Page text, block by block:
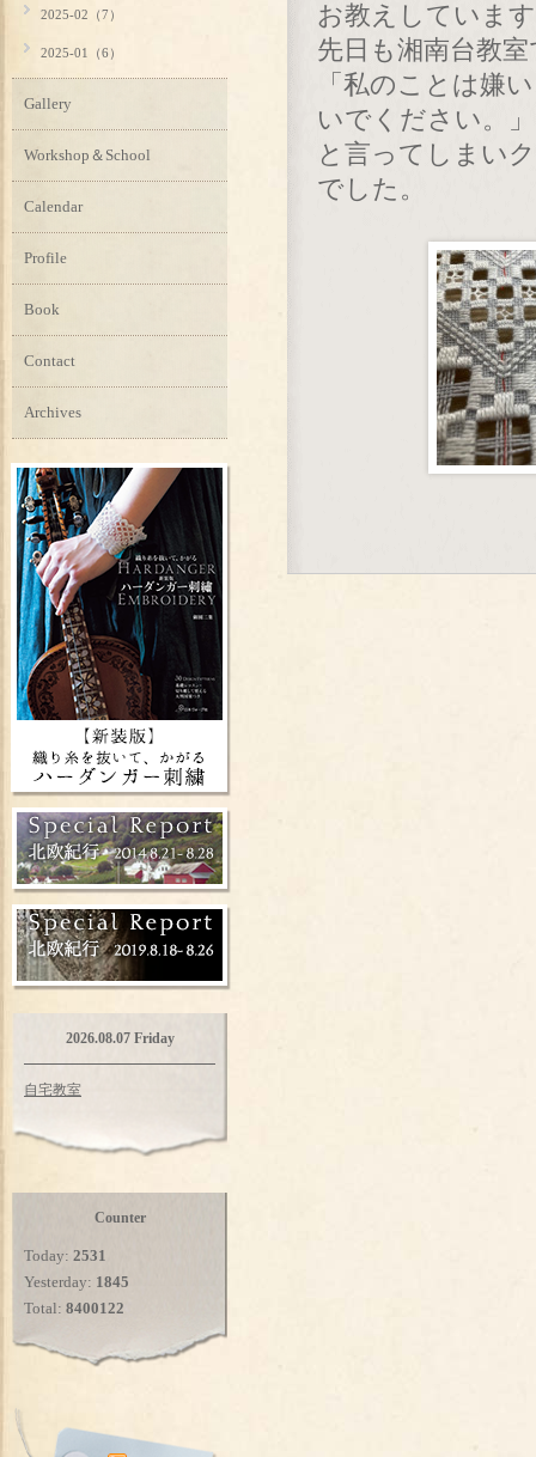
お教えしていま
先日も湘南台教
「私のことは嫌
いでください。」
と言ってしまい
でした。
2025-02（7）
2025-01（6）
Gallery
Workshop＆School
Calendar
Profile
Book
Contact
Archives
2026.08.07 Friday
自宅教室
Counter
Today: 2531
Yesterday: 1845
Total: 8400122